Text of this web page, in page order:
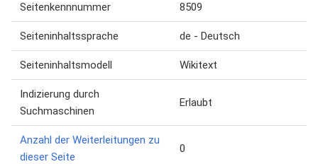
Seitenkennnummer 8509
Seiteninhaltssprache de - Deutsch
Seiteninhaltsmodell Wikitext
Indizierung durch
Suchmaschinen
Erlaubt
Anzahl der Weiterleitungen zu
dieser Seite
0